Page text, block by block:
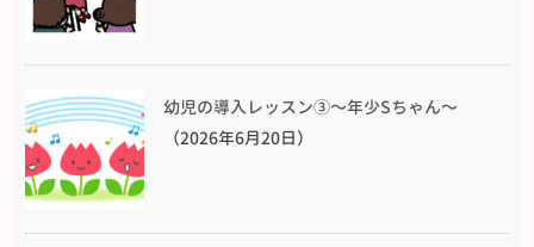
幼児の導入レッスン③〜年少Sちゃん〜
（2026年6月20日）